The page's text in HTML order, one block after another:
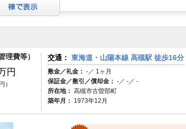
理費等）
円
）
交通： 東海道・山陽本線 高槻駅 徒歩16分
敷金／礼金： -／ 1ヶ月
保証金／敷引／償却金： -／ -／ -
所在地： 高槻市古曽部町
築年月： 1973年12月